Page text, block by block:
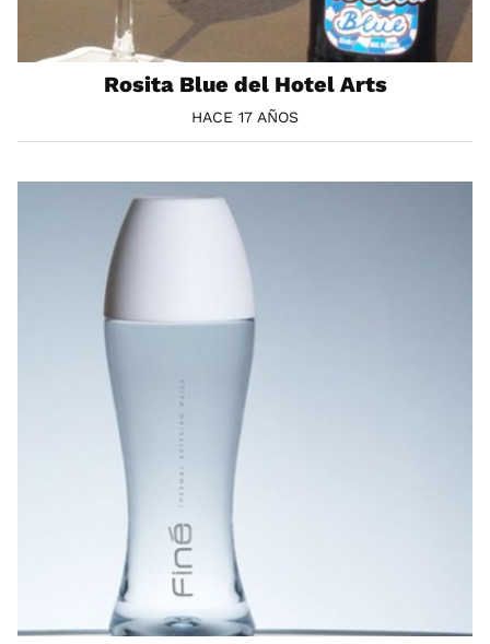
Rosita Blue del Hotel Arts
HACE 17 AÑOS